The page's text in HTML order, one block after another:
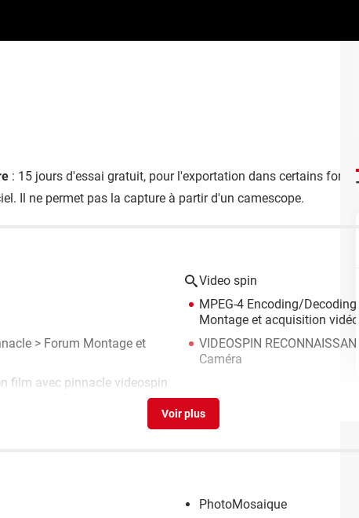
: 15 jours d'essai gratuit, pour l'exportation dans certains
Il ne permet pas la capture à partir d'un camescope.
Video spin
MPEG-4 Encoding/
Montage et acquisition vidéo
> Forum Montage et
VIDEOSPIN
Caméra
film avec pinnacle videospin
PhotoMosaique